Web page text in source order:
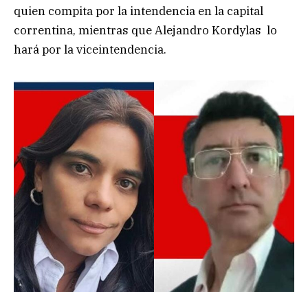
quien compita por la intendencia en la capital
correntina, mientras que Alejandro Kordylas lo
hará por la viceintendencia.